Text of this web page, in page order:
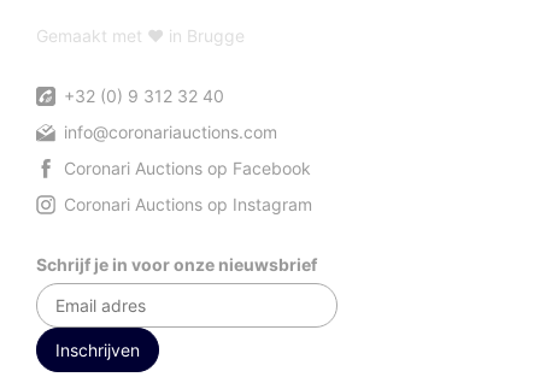
Gemaakt met ♥ in Brugge
+32 (0) 9 312 32 40
info@coronariauctions.com
Coronari Auctions op Facebook
Coronari Auctions op Instagram
Schrijf je in voor onze nieuwsbrief